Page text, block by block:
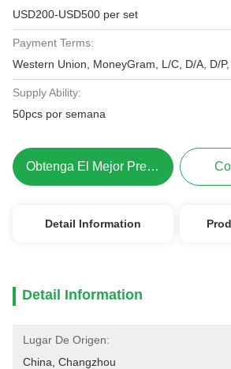
USD200-USD500 per set
Payment Terms:
Western Union, MoneyGram, L/C, D/A, D/P,
Supply Ability:
50pcs por semana
Obtenga El Mejor Precio
Detail Information
Detail Information
Lugar De Origen:
China, Changzhou